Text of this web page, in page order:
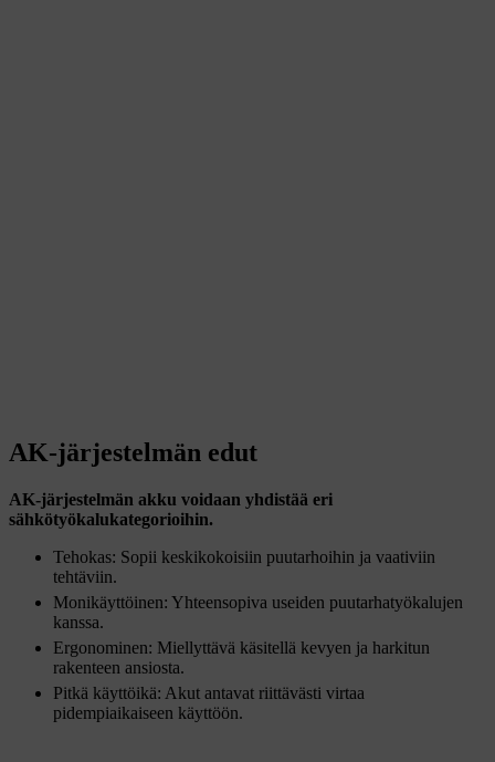
AK-järjestelmän edut
AK-järjestelmän akku voidaan yhdistää eri
sähkötyökalukategorioihin.
Tehokas: Sopii keskikokoisiin puutarhoihin ja vaativiin
tehtäviin.
Monikäyttöinen: Yhteensopiva useiden puutarhatyökalujen
kanssa.
Ergonominen: Miellyttävä käsitellä kevyen ja harkitun
rakenteen ansiosta.
Pitkä käyttöikä: Akut antavat riittävästi virtaa
pidempiaikaiseen käyttöön.